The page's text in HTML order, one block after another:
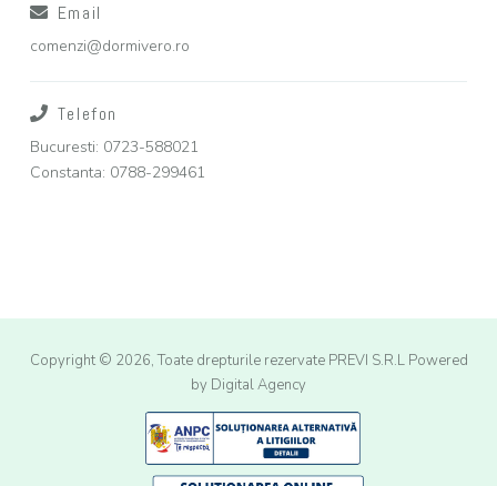
Email
comenzi@dormivero.ro
Telefon
Bucuresti: 0723-588021
Constanta: 0788-299461
Copyright © 2026, Toate drepturile rezervate PREVI S.R.L Powered
by Digital Agency